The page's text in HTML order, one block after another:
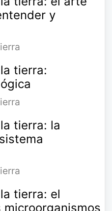
y
tierra:
tierra: la
tierra: el